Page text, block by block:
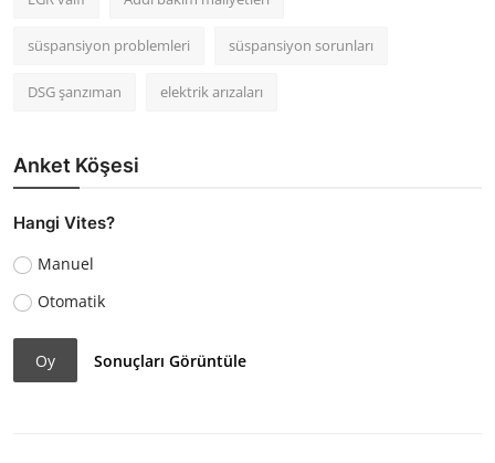
süspansiyon problemleri süspansiyon sorunları
DSG şanzıman elektrik arızaları
Anket Köşesi
Hangi Vites?
Manuel
Otomatik
Oy Sonuçları Görüntüle